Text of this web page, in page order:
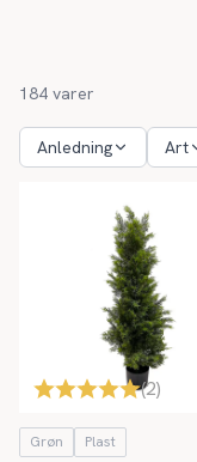
184 varer
Anledning Art
(2)
Grøn Plast